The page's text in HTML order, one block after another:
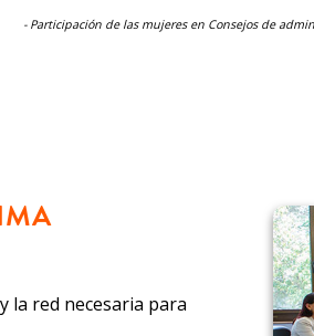
- Participación de las mujeres en Consejos de
la red necesaria para